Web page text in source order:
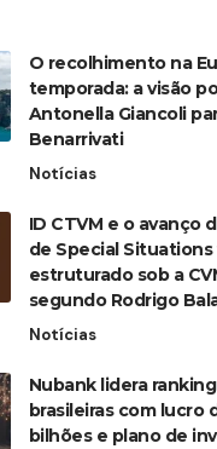
O recolhimento na
temporada: a visão
Antonella Giancoli
Benarrivati
Notícias
ID CTVM e o avanço
de Special
estruturado sob a
segundo Rodrigo
Notícias
Nubank lidera
brasileiras com lucro
bilhões e plano de